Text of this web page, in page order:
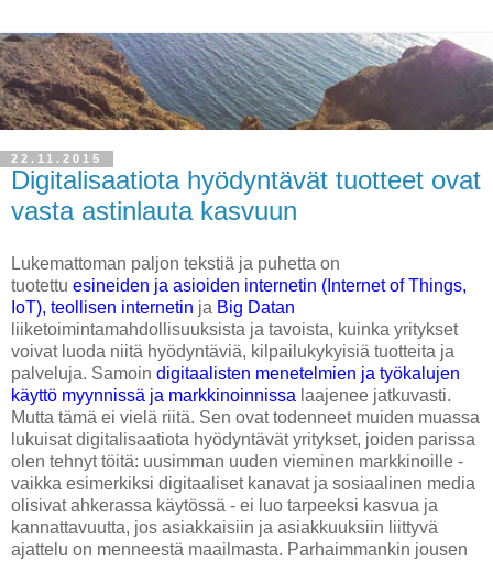
22.11.2015
Digitalisaatiota hyödyntävät tuotteet ovat
vasta astinlauta kasvuun
Lukemattoman paljon tekstiä ja puhetta on
tuotettu esineiden ja asioiden internetin (Internet of Things,
IoT), teollisen internetin ja Big Datan
liiketoimintamahdollisuuksista ja tavoista, kuinka yritykset
voivat luoda niitä hyödyntäviä, kilpailukykyisiä tuotteita ja
palveluja. Samoin digitaalisten menetelmien ja työkalujen
käyttö myynnissä ja markkinoinnissa laajenee jatkuvasti.
Mutta tämä ei vielä riitä. Sen ovat todenneet muiden muassa
lukuisat digitalisaatiota hyödyntävät yritykset, joiden parissa
olen tehnyt töitä: uusimman uuden vieminen markkinoille -
vaikka esimerkiksi digitaaliset kanavat ja sosiaalinen media
olisivat ahkerassa käytössä - ei luo tarpeeksi kasvua ja
kannattavuutta, jos asiakkaisiin ja asiakkuuksiin liittyvä
ajattelu on menneestä maailmasta. Parhaimmankin jousen